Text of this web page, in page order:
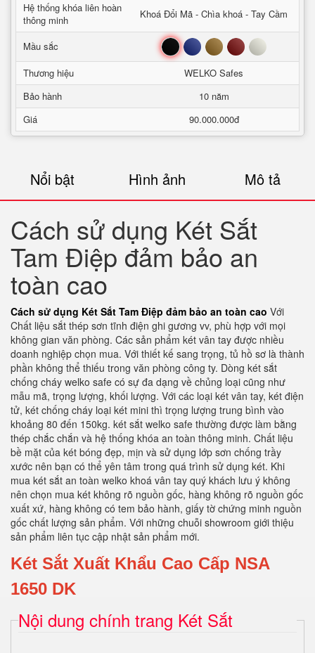
Hệ thống khóa liên hoàn
thông minh
Khoá Đổi Mã - Chìa khoá - Tay Cầm
Mầu sắc Đen Xanh Nâu Đỏ Trắng
Thương hiệu
WELKO Safes
Bảo hành
10 năm
Giá
90.000.000đ
Nổi bật Hình ảnh Mô tả
Cách sử dụng Két Sắt
Tam Điệp đảm bảo an
toàn cao
Cách sử dụng Két Sắt Tam Điệp đảm bảo an toàn cao Với
Chất liệu sắt thép sơn tĩnh điện ghi gương vv, phù hợp với mọi
không gian văn phòng. Các sản phẩm két vân tay được nhiều
doanh nghiệp chọn mua. Với thiết kế sang trọng, tủ hồ sơ là thành
phần không thể thiếu trong văn phòng công ty. Dòng két sắt
chống cháy welko safe có sự đa dạng về chủng loại cũng như
mẫu mã, trọng lượng, khối lượng. Với các loại két vân tay, két điện
tử, két chống cháy loại két mini thì trọng lượng trung bình vào
khoảng 80 đến 150kg. két sắt welko safe thường được làm bằng
thép chắc chắn và hệ thống khóa an toàn thông minh. Chất liệu
bề mặt của két bóng đẹp, mịn và sử dụng lớp sơn chống trầy
xước nên bạn có thể yên tâm trong quá trình sử dụng két. Khi
mua két sắt an toàn welko khoá vân tay quý khách lưu ý không
nên chọn mua két không rõ nguồn gốc, hàng không rõ nguồn gốc
xuất xứ, hàng không có tem bảo hành, giấy tờ chứng minh nguồn
gốc chất lượng sản phẩm. Với những chuỗi showroom giới thiệu
sản phẩm liên tục cập nhật sản phẩm mới.
Két Sắt Xuất Khẩu Cao Cấp NSA
1650 DK
Nội dung chính trang Két Sắt